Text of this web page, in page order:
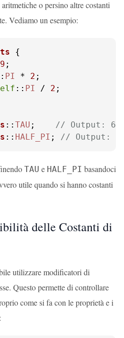
o persino altre costanti
Vediamo un esempio:
PI * 2
:: PI / 2 ;
:: TAU ; // Output:
:: HALF_PI ; // Output:
TAU e HALF_PI basandoci
utile quando si hanno costanti
delle Costanti di
utilizzare modificatori di
Questo permette di controllare
come si fa con le proprietà e i